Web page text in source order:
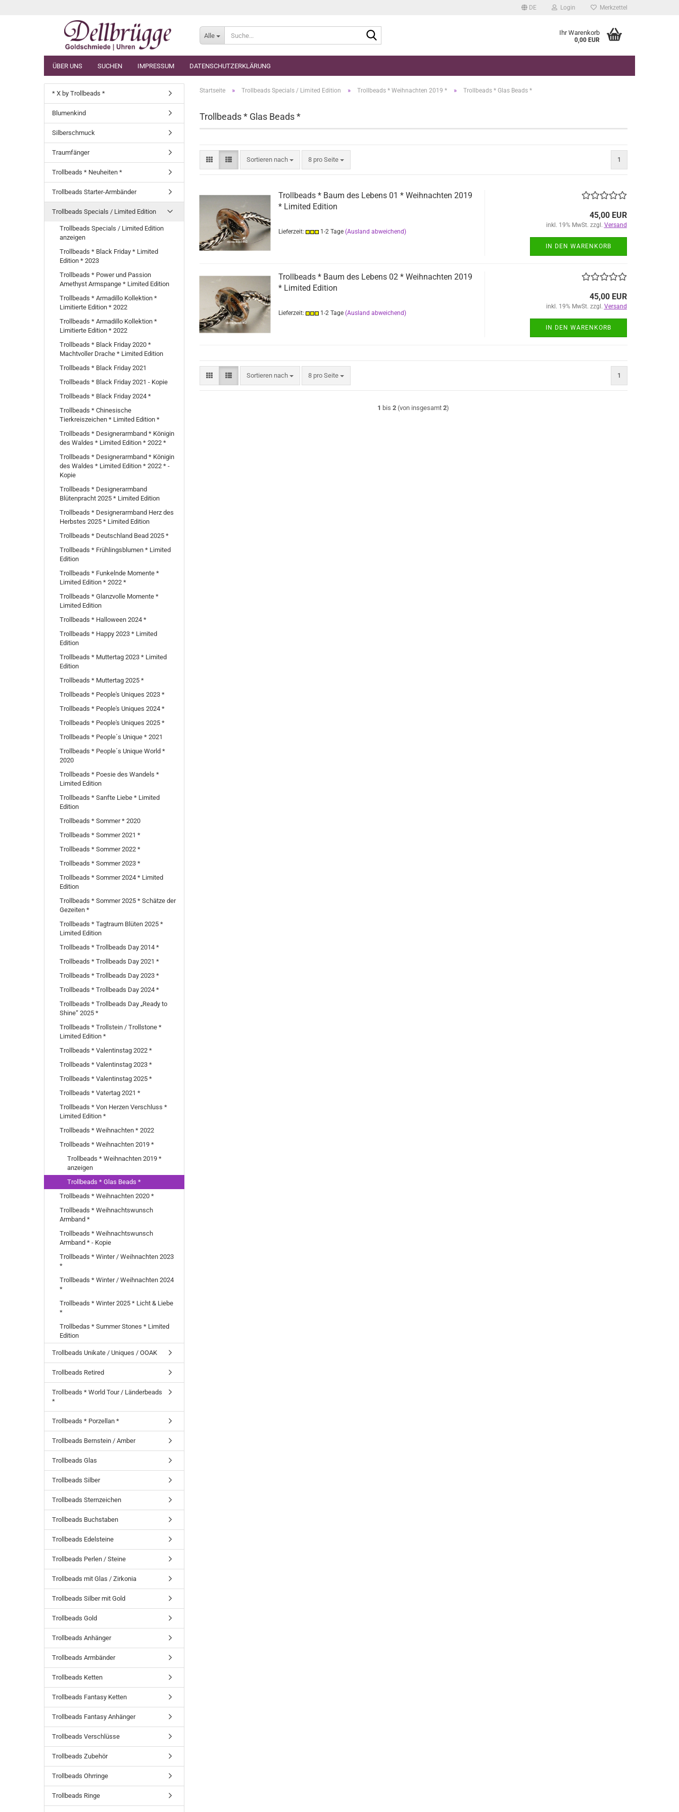
DE Login Merkzettel
Alle Ihr Warenkorb
0,00 EUR
ÜBER UNS SUCHEN IMPRESSUM DATENSCHUTZERKLÄRUNG
Startseite » Trollbeads Specials / Limited Edition » Trollbeads * Weihnachten 2019 * » Trollbeads * Glas Beads *
Trollbeads * Glas Beads *
Sortieren nach
Sortieren nach 8 pro Seite
pro Seite 1
Trollbeads * Baum des Lebens 01 * Weihnachten 2019
* Limited Edition
Lieferzeit: 1-2 Tage (Ausland abweichend)
45,00 EUR
inkl. 19% MwSt. zzgl. Versand
IN DEN WARENKORB
Trollbeads * Baum des Lebens 02 * Weihnachten 2019
* Limited Edition
Lieferzeit: 1-2 Tage (Ausland abweichend)
45,00 EUR
inkl. 19% MwSt. zzgl. Versand
IN DEN WARENKORB
Sortieren nach
Sortieren nach 8 pro Seite
pro Seite 1
1 bis2 (von insgesamt2)
* X by Trollbeads *
Blumenkind
Silberschmuck
Traumfänger
Trollbeads * Neuheiten *
Trollbeads Starter-Armbänder
Trollbeads Specials / Limited Edition
Trollbeads Specials / Limited Edition
anzeigen
Trollbeads * Black Friday * Limited
Edition * 2023
Trollbeads * Power und Passion
Amethyst Armspange * Limited Edition
Trollbeads * Armadillo Kollektion *
Limitierte Edition * 2022
Trollbeads * Armadillo Kollektion *
Limitierte Edition * 2022
Trollbeads * Black Friday 2020 *
Machtvoller Drache * Limited Edition
Trollbeads * Black Friday 2021
Trollbeads * Black Friday 2021 - Kopie
Trollbeads * Black Friday 2024 *
Trollbeads * Chinesische
Tierkreiszeichen * Limited Edition *
Trollbeads * Designerarmband * Königin
des Waldes * Limited Edition * 2022 *
Trollbeads * Designerarmband * Königin
des Waldes * Limited Edition * 2022 * -
Kopie
Trollbeads * Designerarmband
Blütenpracht 2025 * Limited Edition
Trollbeads * Designerarmband Herz des
Herbstes 2025 * Limited Edition
Trollbeads * Deutschland Bead 2025 *
Trollbeads * Frühlingsblumen * Limited
Edition
Trollbeads * Funkelnde Momente *
Limited Edition * 2022 *
Trollbeads * Glanzvolle Momente *
Limited Edition
Trollbeads * Halloween 2024 *
Trollbeads * Happy 2023 * Limited
Edition
Trollbeads * Muttertag 2023 * Limited
Edition
Trollbeads * Muttertag 2025 *
Trollbeads * People's Uniques 2023 *
Trollbeads * People's Uniques 2024 *
Trollbeads * People's Uniques 2025 *
Trollbeads * People´s Unique * 2021
Trollbeads * People´s Unique World *
2020
Trollbeads * Poesie des Wandels *
Limited Edition
Trollbeads * Sanfte Liebe * Limited
Edition
Trollbeads * Sommer * 2020
Trollbeads * Sommer 2021 *
Trollbeads * Sommer 2022 *
Trollbeads * Sommer 2023 *
Trollbeads * Sommer 2024 * Limited
Edition
Trollbeads * Sommer 2025 * Schätze der
Gezeiten *
Trollbeads * Tagtraum Blüten 2025 *
Limited Edition
Trollbeads * Trollbeads Day 2014 *
Trollbeads * Trollbeads Day 2021 *
Trollbeads * Trollbeads Day 2023 *
Trollbeads * Trollbeads Day 2024 *
Trollbeads * Trollbeads Day „Ready to
Shine“ 2025 *
Trollbeads * Trollstein / Trollstone *
Limited Edition *
Trollbeads * Valentinstag 2022 *
Trollbeads * Valentinstag 2023 *
Trollbeads * Valentinstag 2025 *
Trollbeads * Vatertag 2021 *
Trollbeads * Von Herzen Verschluss *
Limited Edition *
Trollbeads * Weihnachten * 2022
Trollbeads * Weihnachten 2019 *
Trollbeads * Weihnachten 2019 *
anzeigen
Trollbeads * Glas Beads *
Trollbeads * Weihnachten 2020 *
Trollbeads * Weihnachtswunsch
Armband *
Trollbeads * Weihnachtswunsch
Armband * - Kopie
Trollbeads * Winter / Weihnachten 2023
*
Trollbeads * Winter / Weihnachten 2024
*
Trollbeads * Winter 2025 * Licht & Liebe
*
Trollbedas * Summer Stones * Limited
Edition
Trollbeads Unikate / Uniques / OOAK
Trollbeads Retired
Trollbeads * World Tour / Länderbeads
*
Trollbeads * Porzellan *
Trollbeads Bernstein / Amber
Trollbeads Glas
Trollbeads Silber
Trollbeads Sternzeichen
Trollbeads Buchstaben
Trollbeads Edelsteine
Trollbeads Perlen / Steine
Trollbeads mit Glas / Zirkonia
Trollbeads Silber mit Gold
Trollbeads Gold
Trollbeads Anhänger
Trollbeads Armbänder
Trollbeads Ketten
Trollbeads Fantasy Ketten
Trollbeads Fantasy Anhänger
Trollbeads Verschlüsse
Trollbeads Zubehör
Trollbeads Ohrringe
Trollbeads Ringe